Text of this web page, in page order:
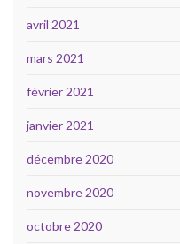
avril 2021
mars 2021
février 2021
janvier 2021
décembre 2020
novembre 2020
octobre 2020